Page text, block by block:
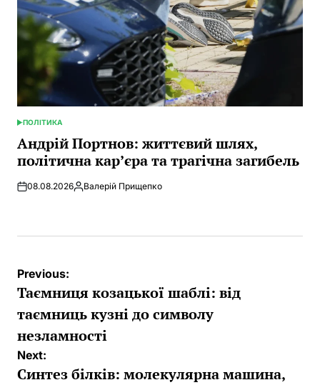
POSTED
IN
ПОЛІТИКА
Андрій Портнов: життєвий шлях,
політична кар’єра та трагічна загибель
08.08.2026Posted
Валерій Прищепко
Post
navigation
Previous:
Таємниця козацької шаблі: від
таємниць кузні до символу
незламності
Next:
Синтез білків: молекулярна машина,